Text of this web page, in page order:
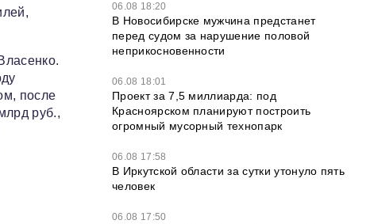
после
руб.,
06.08 18:20
В Новосибирске мужчина предстанет
перед судом за нарушение половой
неприкосновенности
06.08 18:01
Проект за 7,5 миллиарда: под
Красноярском планируют построить
огромный мусорный технопарк
06.08 17:58
В Иркутской области за сутки утонуло пять
человек
06.08 17:50